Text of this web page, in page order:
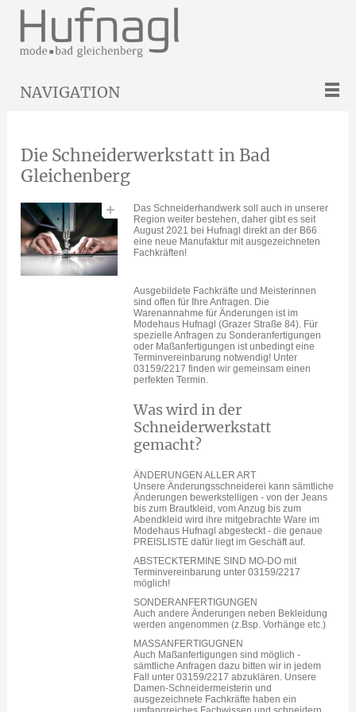
NAVIGATION
Die Schneiderwerkstatt in Bad
Gleichenberg
Das Schneiderhandwerk soll auch in unserer
Region weiter bestehen, daher gibt es seit
August 2021 bei Hufnagl direkt an der B66
eine neue Manufaktur mit ausgezeichneten
Fachkräften!
Ausgebildete Fachkräfte und Meisterinnen
sind offen für Ihre Anfragen. Die
Warenannahme für Änderungen ist im
Modehaus Hufnagl (Grazer Straße 84). Für
spezielle Anfragen zu Sonderanfertigungen
oder Maßanfertigungen ist unbedingt eine
Terminvereinbarung notwendig! Unter
03159/2217 finden wir gemeinsam einen
perfekten Termin.
Was wird in der
Schneiderwerkstatt
gemacht?
ÄNDERUNGEN ALLER ART
Unsere Änderungsschneiderei kann sämtliche
Änderungen bewerkstelligen - von der Jeans
bis zum Brautkleid, vom Anzug bis zum
Abendkleid wird ihre mitgebrachte Ware im
Modehaus Hufnagl abgesteckt - die genaue
PREISLISTE dafür liegt im Geschäft auf.
ABSTECKTERMINE SIND MO-DO mit
Terminvereinbarung unter 03159/2217
möglich!
SONDERANFERTIGUNGEN
Auch andere Änderungen neben Bekleidung
werden angenommen (z.Bsp. Vorhänge etc.)
MASSANFERTIGUGNEN
Auch Maßanfertigungen sind möglich -
sämtliche Anfragen dazu bitten wir in jedem
Fall unter 03159/2217 abzuklären. Unsere
Damen-Schneidermeisterin und
ausgezeichnete Fachkräfte haben ein